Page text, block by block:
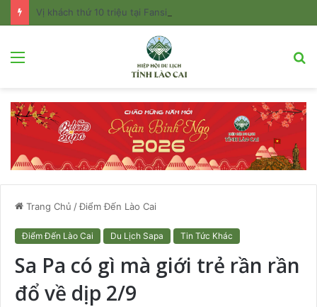
Menu
Trang Chủ /Điểm Đến Lào Cai
Điểm Đến Lào Cai Du Lịch Sapa Tin Tức Khác
Sa Pa có gì mà giới trẻ rần rần
đổ về dịp 2/9